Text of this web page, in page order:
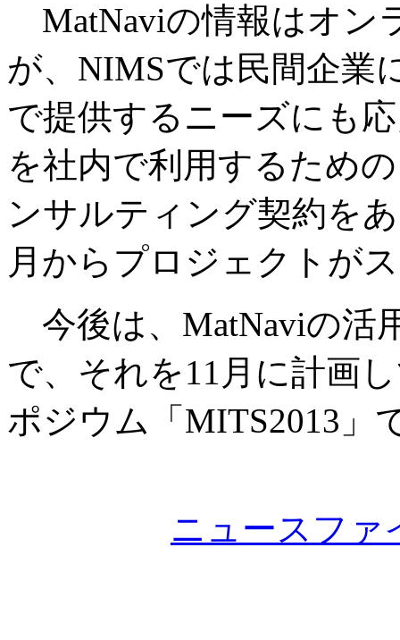
MatNaviの情報はオン
が、NIMSでは民間企業
で提供するニーズにも
を社内で利用するため
ンサルティング契約を
月からプロジェクトが
今後は、MatNaviの活
で、それを11月に計画
ポジウム「MITS2013」
ニュースファ